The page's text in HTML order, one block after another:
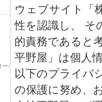
ー-
ウェブサイト「
性を認識し、 そ
的責務であると
平野屋」は個人
以下のプライバ
の保護に努め、